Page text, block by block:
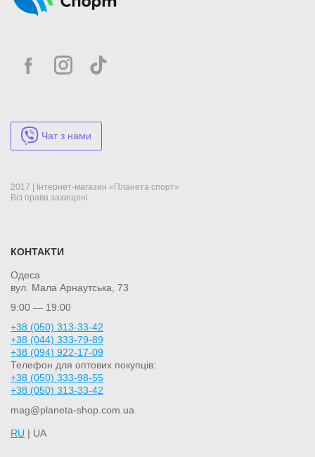
Чат з нами
2017 | Інтернет-магазин «Планета спорт»
Всі права захищені.
КОНТАКТИ
Одеса
вул. Мала Арнаутська, 73
9:00 — 19:00
+38 (050) 313-33-42
+38 (044) 333-79-89
+38 (094) 922-17-09
Телефон для оптових покупців:
+38 (050) 333-98-55
+38 (050) 313-33-42
mag@planeta-shop.com.ua
RU | UA